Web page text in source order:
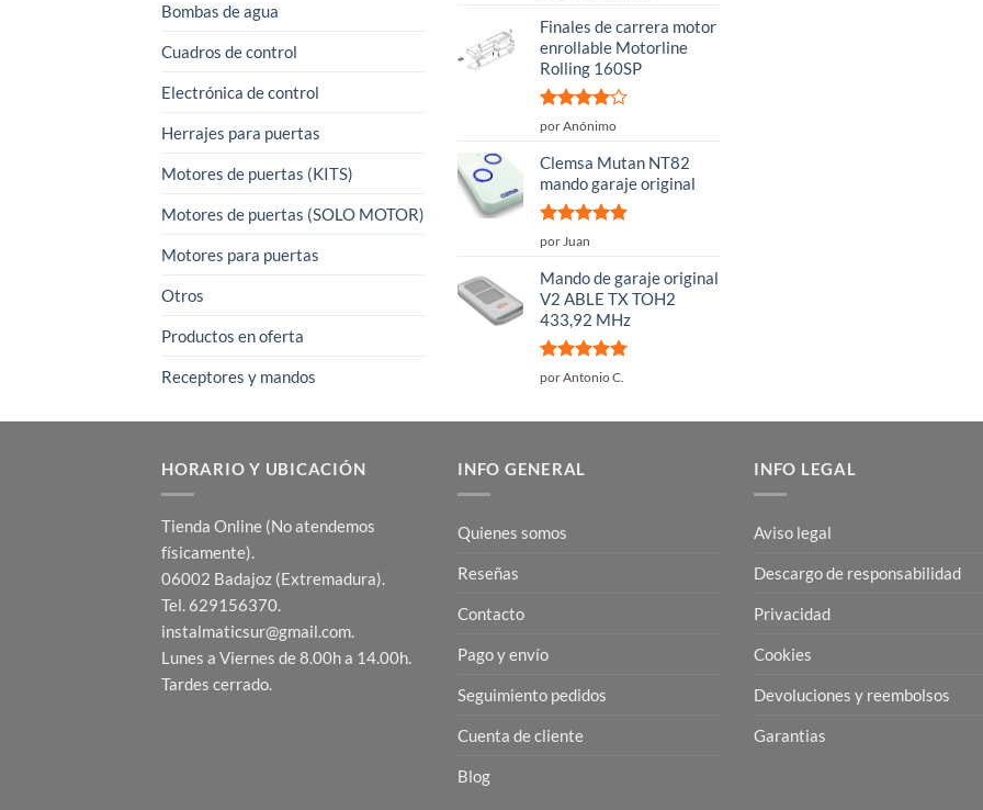
Bombas de agua
Cuadros de control
Electrónica de control
Herrajes para puertas
Motores de puertas (KITS)
Motores de puertas (SOLO MOTOR)
Motores para puertas
Otros
Productos en oferta
Receptores y mandos
Finales de carrera motor
enrollable Motorline
Rolling 160SP
Valorado
5
por Anónimo
Clemsa Mutan NT82
mando garaje original
Valorado
por Juan
Mando de garaje original
V2 ABLE TX TOH2
433,92 MHz
Valorado
por Antonio C.
HORARIO Y UBICACIÓN
Tienda Online (No atendemos
físicamente).
06002 Badajoz (Extremadura).
Tel. 629156370.
instalmaticsur@gmail.com.
Lunes a Viernes de 8.00h a 14.00h.
Tardes cerrado.
INFO GENERAL
Quienes somos
Reseñas
Contacto
Pago y envío
Seguimiento pedidos
Cuenta de cliente
Blog
INFO LEGAL
Aviso legal
Descargo de responsabilidad
Privacidad
Cookies
Devoluciones y reembolsos
Garantias